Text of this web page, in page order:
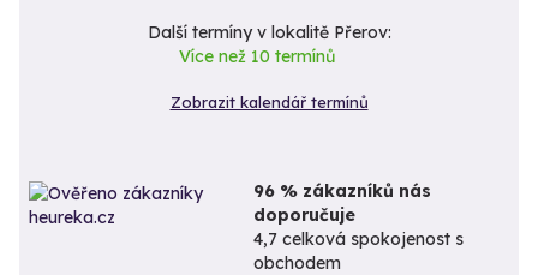
Další termíny v lokalitě Přerov:
Více než 10 termínů
Zobrazit kalendář termínů
96 % zákazníků nás
doporučuje
4,7 celková spokojenost s
obchodem